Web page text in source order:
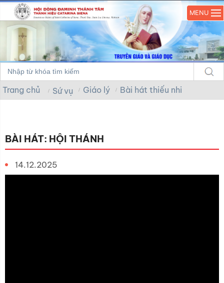
MENU
Trang chủ Sứ vụ Giáo lý Bài hát thiếu nhi
BÀI HÁT: HỘI THÁNH
14.12.2025